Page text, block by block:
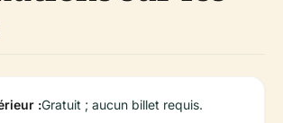
:Gratuit ; aucun billet requis.